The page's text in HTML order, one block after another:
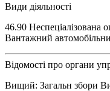
Види діяльності
46.90 Неспеціалізована
Вантажний
Відомості про органи
Вищий: Загальн збори